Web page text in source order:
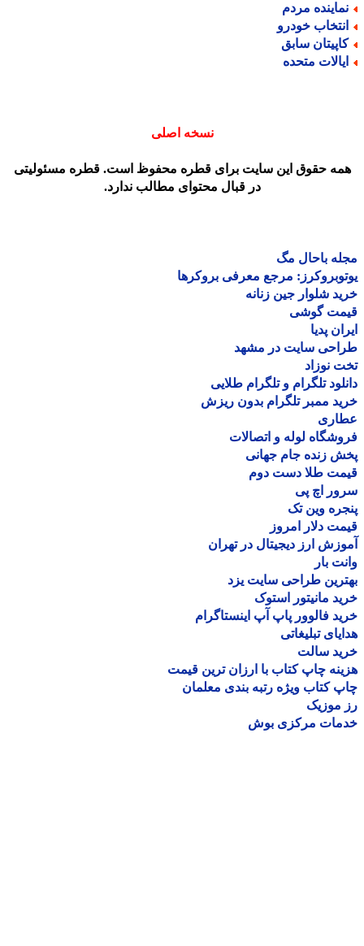
مردم
خودرو
سابق
متحده
نسخه اصلی
حقوق این سایت برای قطره محفوظ است. قطره مسئولیتی
در قبال محتوای مطالب ندارد.
باحال مگ
مرجع معرفی بروکرها
شلوار جین زنانه
گوشی
پدیا
سایت در مشهد
نوزاد
تلگرام و تلگرام طلایی
ممبر تلگرام بدون ریزش
لوله و اتصالات
زنده جام جهانی
طلا دست دوم
اچ پی
وین تک
دلار امروز
ارز دیجیتال در تهران
بار
طراحی سایت یزد
مانیتور استوک
فالوور پاپ آپ اینستاگرام
تبلیغاتی
سالت
چاپ کتاب با ارزان ترین قیمت
کتاب ویژه رتبه بندی معلمان
موزیک
مرکزی بوش